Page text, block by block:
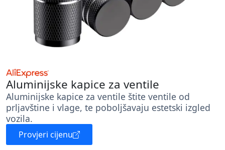
Aluminijske kapice za ventile
Aluminijske kapice za ventile štite ventile od
prljavštine i vlage, te poboljšavaju estetski izgled
vozila.
Provjeri cijenu